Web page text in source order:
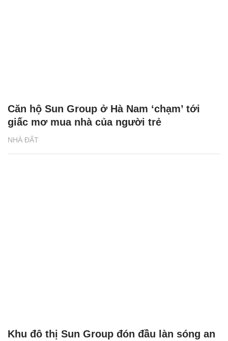
NHÀ ĐẤT
Căn hộ Sun Group ở Hà Nam ‘chạm’ tới
giấc mơ mua nhà của người trẻ
Khu đô thị Sun Group đón đầu làn sóng an